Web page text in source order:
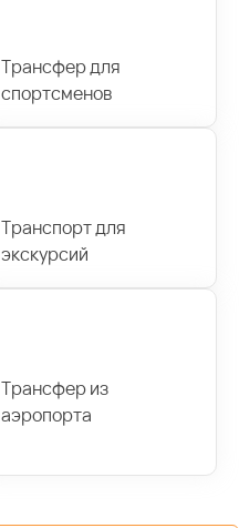
Трансфер для
спортсменов
Транспорт для
экскурсий
Трансфер из
аэропорта